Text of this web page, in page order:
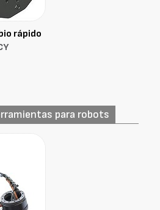
rápido
para robots